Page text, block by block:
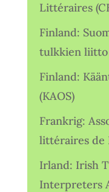
Littéraires
Finland:
tulkkien liitto
Finland:
(KAOS)
Frankrig:
littéraires de
Irland: Irish
Interpreters